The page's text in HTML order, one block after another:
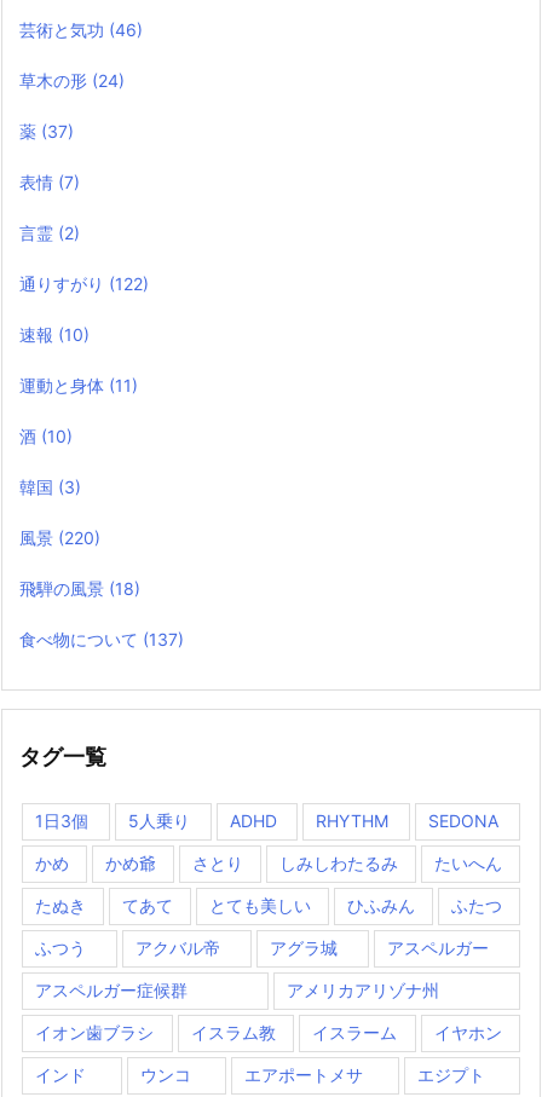
芸術と気功 (46)
草木の形 (24)
薬 (37)
表情 (7)
言霊 (2)
通りすがり (122)
速報 (10)
運動と身体 (11)
酒 (10)
韓国 (3)
風景 (220)
飛騨の風景 (18)
食べ物について (137)
タグ一覧
1日3個 5人乗り ADHD RHYTHM SEDONA
かめ かめ爺 さとり しみしわたるみ たいへん
たぬき てあて とても美しい ひふみん ふたつ
ふつう アクバル帝 アグラ城 アスペルガー
アスペルガー症候群 アメリカアリゾナ州
イオン歯ブラシ イスラム教 イスラーム イヤホン
インド ウンコ エアポートメサ エジプト